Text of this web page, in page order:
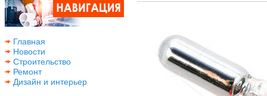
Главная
Новости
Строительство
Ремонт
Дизайн и интерьер